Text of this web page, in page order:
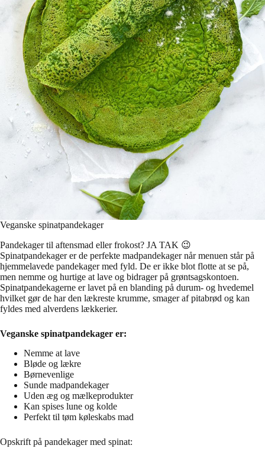
Veganske spinatpandekager
Pandekager til aftensmad eller frokost? JA TAK 😉
Spinatpandekager er de perfekte madpandekager når menuen står på
hjemmelavede pandekager med fyld. De er ikke blot flotte at se på,
men nemme og hurtige at lave og bidrager på grøntsagskontoen.
Spinatpandekagerne er lavet på en blanding på durum- og hvedemel
hvilket gør de har den lækreste krumme, smager af pitabrød og kan
fyldes med alverdens lækkerier.
Veganske spinatpandekager er:
Nemme at lave
Bløde og lækre
Børnevenlige
Sunde madpandekager
Uden æg og mælkeprodukter
Kan spises lune og kolde
Perfekt til tøm køleskabs mad
Opskrift på pandekager med spinat: